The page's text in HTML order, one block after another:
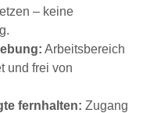
– keine
Arbeitsbereich
und frei von
fernhalten: Zugang